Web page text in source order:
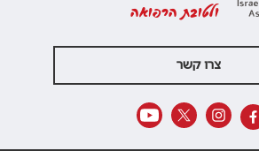
ולטובת הרפואה
צרו קשר